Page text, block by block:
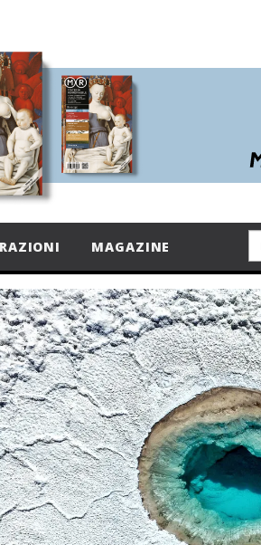
MAGAZINE